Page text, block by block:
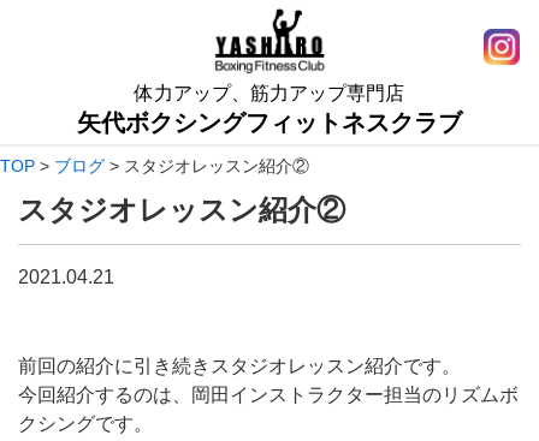
体力アップ、筋力アップ専門店
矢代ボクシングフィットネスクラブ
TOP > ブログ > スタジオレッスン紹介②
スタジオレッスン紹介②
2021.04.21
前回の紹介に引き続きスタジオレッスン紹介です。
今回紹介するのは、岡田インストラクター担当のリズムボ
クシングです。